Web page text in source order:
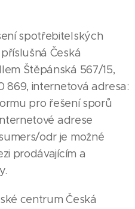
spotřebitelských
Česká
Štěpánská 567/15,
869, internetová adresa:
pro řešení sporů
adrese
odr je možné
prodávajícím a
centrum Česká